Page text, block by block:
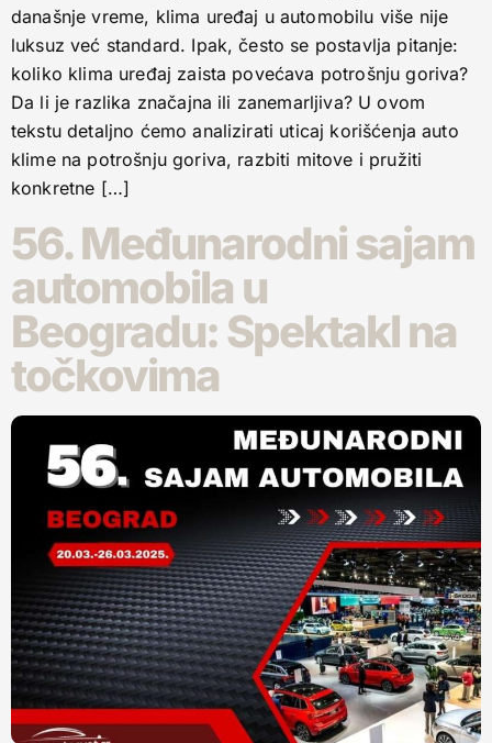
današnje vreme, klima uređaj u automobilu više nije
luksuz već standard. Ipak, često se postavlja pitanje:
koliko klima uređaj zaista povećava potrošnju goriva?
Da li je razlika značajna ili zanemarljiva? U ovom
tekstu detaljno ćemo analizirati uticaj korišćenja auto
klime na potrošnju goriva, razbiti mitove i pružiti
konkretne […]
56. Međunarodni sajam
automobila u
Beogradu: Spektakl na
točkovima